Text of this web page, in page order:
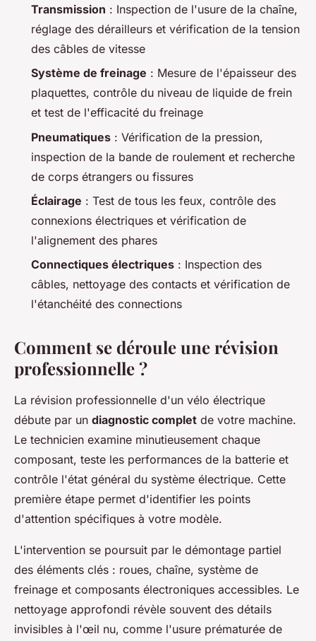
Transmission : Inspection de l'usure de la chaîne,
réglage des dérailleurs et vérification de la tension
des câbles de vitesse
Système de freinage : Mesure de l'épaisseur des
plaquettes, contrôle du niveau de liquide de frein
et test de l'efficacité du freinage
Pneumatiques : Vérification de la pression,
inspection de la bande de roulement et recherche
de corps étrangers ou fissures
Éclairage : Test de tous les feux, contrôle des
connexions électriques et vérification de
l'alignement des phares
Connectiques électriques : Inspection des
câbles, nettoyage des contacts et vérification de
l'étanchéité des connections
Comment se déroule une révision
professionnelle ?
La révision professionnelle d'un vélo électrique
débute par un diagnostic complet de votre machine.
Le technicien examine minutieusement chaque
composant, teste les performances de la batterie et
contrôle l'état général du système électrique. Cette
première étape permet d'identifier les points
d'attention spécifiques à votre modèle.
L'intervention se poursuit par le démontage partiel
des éléments clés : roues, chaîne, système de
freinage et composants électroniques accessibles. Le
nettoyage approfondi révèle souvent des détails
invisibles à l'œil nu, comme l'usure prématurée de